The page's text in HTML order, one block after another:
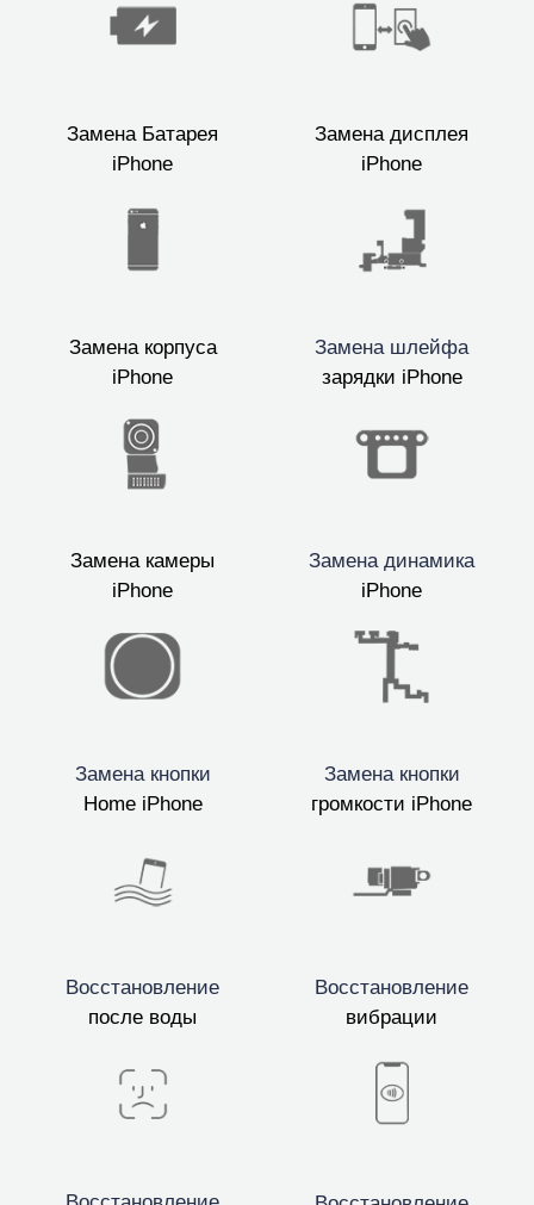
Замена Батарея
iPhone
Замена дисплея
iPhone
Замена корпуса
iPhone
Замена шлейфа
зарядки iPhone
Замена камеры
iPhone
Замена динамика
iPhone
Замена кнопки
Home iPhone
Замена кнопки
громкости iPhone
Восстановление
после воды
Восстановление
вибрации